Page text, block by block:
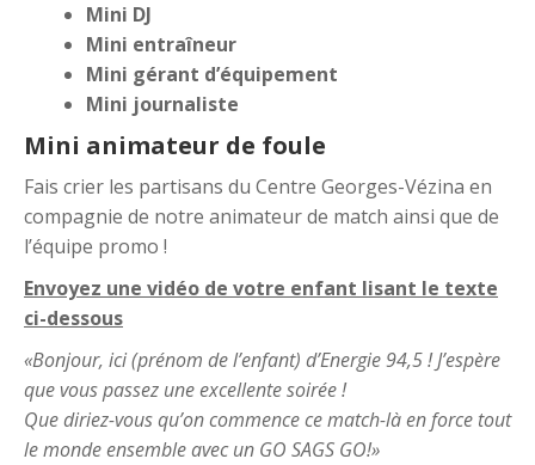
Mini DJ
Mini entraîneur
Mini gérant d’équipement
Mini journaliste
Mini animateur de foule
Fais crier les partisans du Centre Georges-Vézina en
compagnie de notre animateur de match ainsi que de
l’équipe promo !
Envoyez une vidéo de votre enfant lisant le texte
ci-dessous
«Bonjour, ici (prénom de l’enfant) d’Energie 94,5 ! J’espère
que vous passez une excellente soirée !
Que diriez-vous qu’on commence ce match-là en force tout
le monde ensemble avec un GO SAGS GO!»